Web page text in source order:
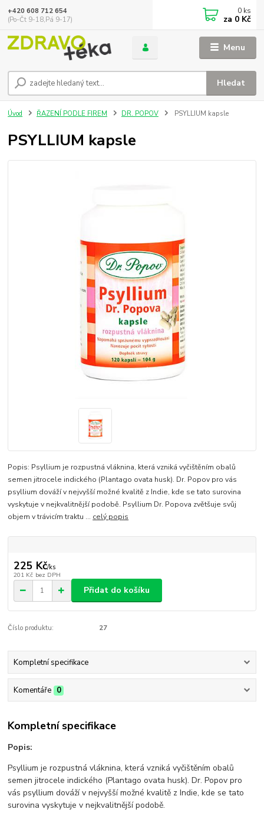
Menu
Hledat
+420 608 712 654
(Po-Čt 9-18,Pá 9-17)
0 ks
za 0 Kč
Úvod ŘAZENÍ PODLE FIREM DR. POPOV PSYLLIUM kapsle
PSYLLIUM kapsle
Popis: Psyllium je rozpustná vláknina, která vzniká vyčištěním obalů
semen jitrocele indického (Plantago ovata husk). Dr. Popov pro vás
psyllium dováží v nejvyšší možné kvalitě z Indie, kde se tato surovina
vyskytuje v nejkvalitnější podobě. Psyllium Dr. Popova zvětšuje svůj
objem v trávicím traktu ... celý popis
225 Kč/ks
201 Kč bez DPH
Přidat do košíku
Číslo produktu: 27
Kompletní specifikace
Komentáře 0
Kompletní specifikace
Popis:
Psyllium je rozpustná vláknina, která vzniká vyčištěním obalů
semen jitrocele indického (Plantago ovata husk). Dr. Popov pro
vás psyllium dováží v nejvyšší možné kvalitě z Indie, kde se tato
surovina vyskytuje v nejkvalitnější podobě.